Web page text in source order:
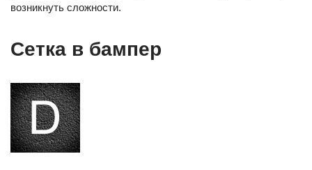
возникнуть сложности.
Сетка в бампер